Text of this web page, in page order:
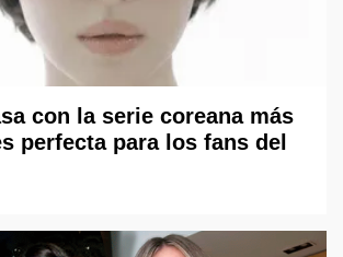
con la serie coreana más
perfecta para los fans del